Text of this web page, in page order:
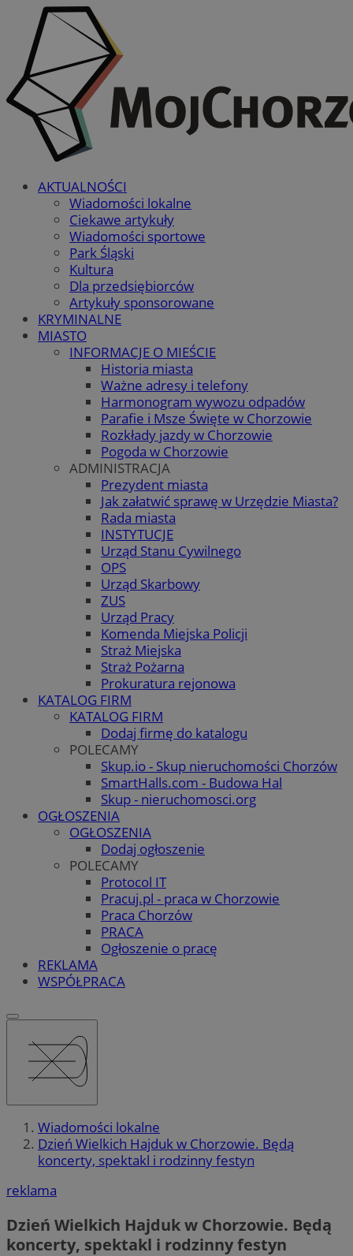
AKTUALNOŚCI
Wiadomości lokalne
Ciekawe artykuły
Wiadomości sportowe
Park Śląski
Kultura
Dla przedsiębiorców
Artykuły sponsorowane
KRYMINALNE
MIASTO
INFORMACJE O MIEŚCIE
Historia miasta
Ważne adresy i telefony
Harmonogram wywozu odpadów
Parafie i Msze Święte w Chorzowie
Rozkłady jazdy w Chorzowie
Pogoda w Chorzowie
ADMINISTRACJA
Prezydent miasta
Jak załatwić sprawę w Urzędzie Miasta?
Rada miasta
INSTYTUCJE
Urząd Stanu Cywilnego
OPS
Urząd Skarbowy
ZUS
Urząd Pracy
Komenda Miejska Policji
Straż Miejska
Straż Pożarna
Prokuratura rejonowa
KATALOG FIRM
KATALOG FIRM
Dodaj firmę do katalogu
POLECAMY
Skup.io - Skup nieruchomości Chorzów
SmartHalls.com - Budowa Hal
Skup - nieruchomosci.org
OGŁOSZENIA
OGŁOSZENIA
Dodaj ogłoszenie
POLECAMY
Protocol IT
Pracuj.pl - praca w Chorzowie
Praca Chorzów
PRACA
Ogłoszenie o pracę
REKLAMA
WSPÓŁPRACA
Wiadomości lokalne
Dzień Wielkich Hajduk w Chorzowie. Będą
koncerty, spektakl i rodzinny festyn
reklama
Dzień Wielkich Hajduk w Chorzowie. Będą
koncerty, spektakl i rodzinny festyn